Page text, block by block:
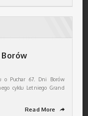
Borów
o Puchar 67. Dni Borów
cyklu Letniego Grand
Read More ➦